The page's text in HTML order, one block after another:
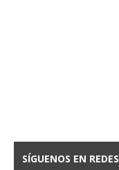
SÍGUENOS EN REDES